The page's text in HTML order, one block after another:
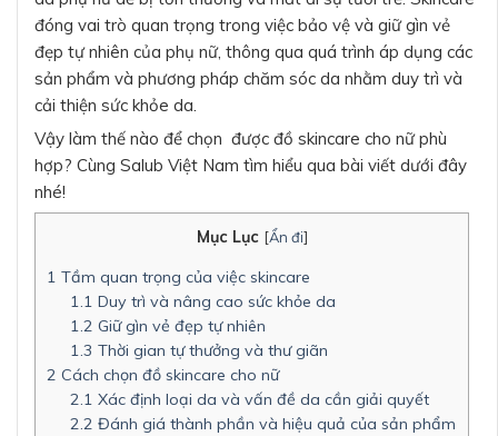
đóng vai trò quan trọng trong việc bảo vệ và giữ gìn vẻ
đẹp tự nhiên của phụ nữ, thông qua quá trình áp dụng các
sản phẩm và phương pháp chăm sóc da nhằm duy trì và
cải thiện sức khỏe da.
Vậy làm thế nào để chọn được đồ skincare cho nữ phù
hợp? Cùng Salub Việt Nam tìm hiểu qua bài viết dưới đây
nhé!
Mục Lục [Ẩn đi]
1 Tầm quan trọng của việc skincare
1.1 Duy trì và nâng cao sức khỏe da
1.2 Giữ gìn vẻ đẹp tự nhiên
1.3 Thời gian tự thưởng và thư giãn
2 Cách chọn đồ skincare cho nữ
2.1 Xác định loại da và vấn đề da cần giải quyết
2.2 Đánh giá thành phần và hiệu quả của sản phẩm